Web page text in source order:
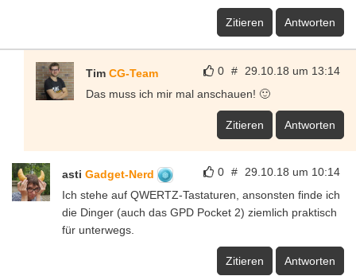
Zitieren Antworten
0 # 29.10.18 um 13:14
Tim CG-Team
Das muss ich mir mal anschauen! 🙂
Zitieren Antworten
0 # 29.10.18 um 10:14
asti Gadget-Nerd
Ich stehe auf QWERTZ-Tastaturen, ansonsten finde ich
die Dinger (auch das GPD Pocket 2) ziemlich praktisch
für unterwegs.
Zitieren Antworten